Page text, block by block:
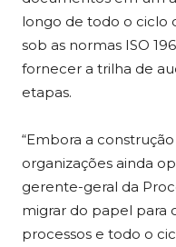
longo de todo o ciclo
sob as normas ISO
fornecer a trilha de
etapas.
“Embora a
organizações ainda
gerente-geral da
migrar do papel para
processos e todo o